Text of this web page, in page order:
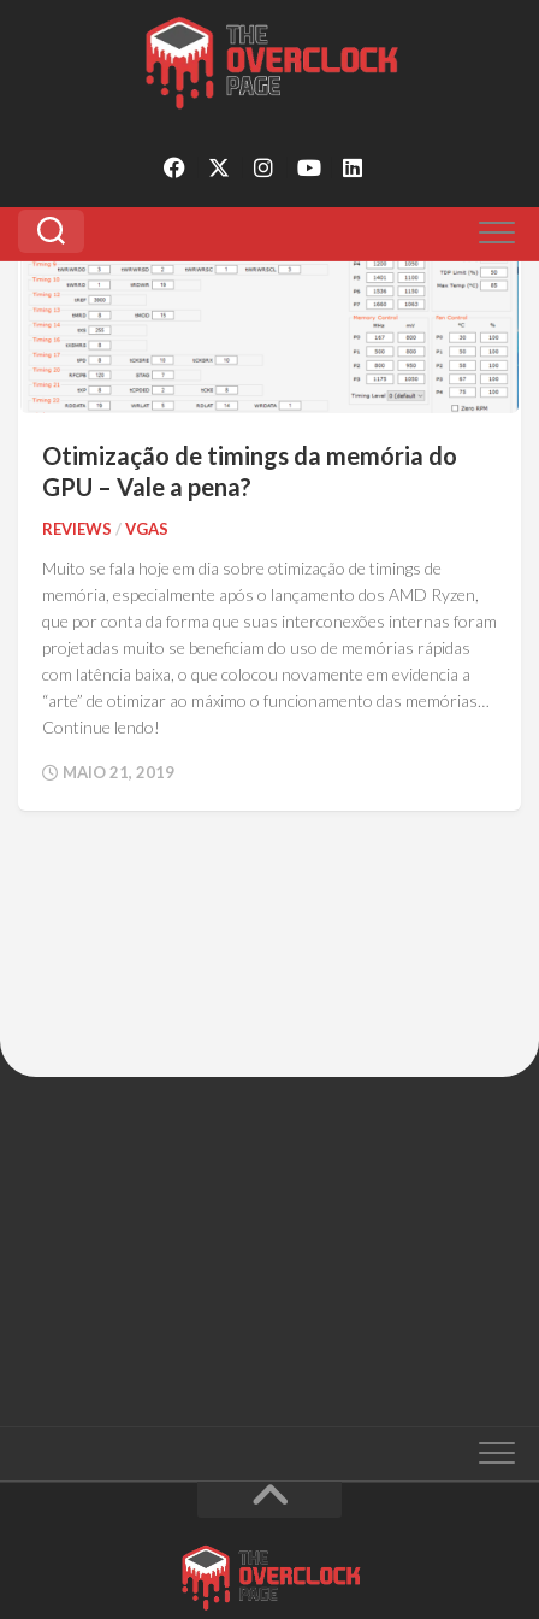
vga memoria
Otimização de timings da memória do
GPU – Vale a pena?
REVIEWS /VGAS
Muito se fala hoje em dia sobre otimização de timings de
memória, especialmente após o lançamento dos AMD Ryzen,
que por conta da forma que suas interconexões internas foram
projetadas muito se beneficiam do uso de memórias rápidas
com latência baixa, o que colocou novamente em evidencia a
“arte” de otimizar ao máximo o funcionamento das memórias…
Continue lendo!
MAIO 21, 2019